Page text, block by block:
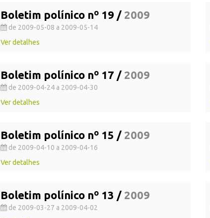
Boletim polínico nº 19 / 2009
de 2009-05-08 a 2009-05-14
Ver detalhes
Boletim polínico nº 17 / 2009
de 2009-04-24 a 2009-04-30
Ver detalhes
Boletim polínico nº 15 / 2009
de 2009-04-10 a 2009-04-16
Ver detalhes
Boletim polínico nº 13 / 2009
de 2009-03-27 a 2009-04-02